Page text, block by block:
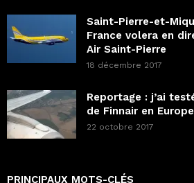
Saint-Pierre-et-
France volera en
Air Saint-Pierre
18 décembre 2017
Reportage : j’ai
de Finnair en Europe
22 octobre 2017
PRINCIPAUX MOTS-CLÉS